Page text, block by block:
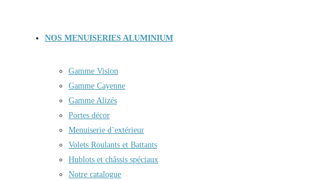
NOS MENUISERIES ALUMINIUM
Gamme Vision
Gamme Cayenne
Gamme Alizés
Portes décor
Menuiserie d’extérieur
Volets Roulants et Battants
Hublots et châssis spéciaux
Notre catalogue